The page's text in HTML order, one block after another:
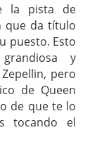
la pista de
que da título
puesto. Esto
y
pero
de Queen
de que te lo
tocando el